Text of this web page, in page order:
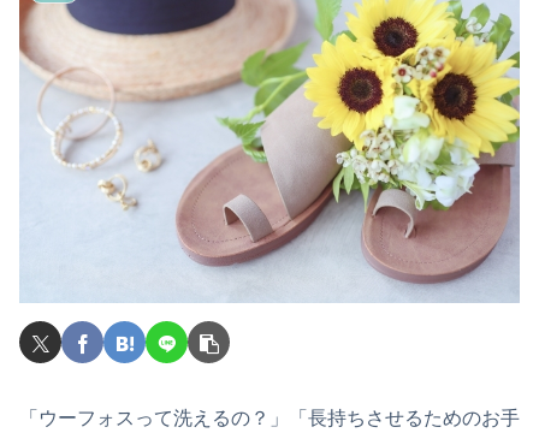
「ウーフォスって洗えるの？」「長持ちさせるためのお手